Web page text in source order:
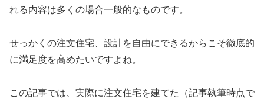
れる内容は多くの場合一般的なものです。
せっかくの注文住宅、設計を自由にできるからこそ徹底的
に満足度を高めたいですよね。
この記事では、実際に注文住宅を建てた（記事執筆時点で